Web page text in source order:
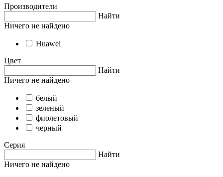
Производители
Найти
Ничего не найдено
Huawei
Цвет
Найти
Ничего не найдено
белый
зеленый
фиолетовый
черный
Серия
Найти
Ничего не найдено